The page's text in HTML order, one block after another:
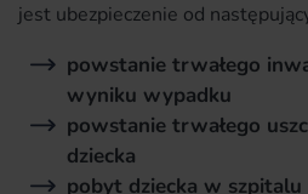
jest ubezpieczenie od
powstanie trwałego
wyniku wypadku
powstanie trwałego
dziecka
pobyt dziecka w